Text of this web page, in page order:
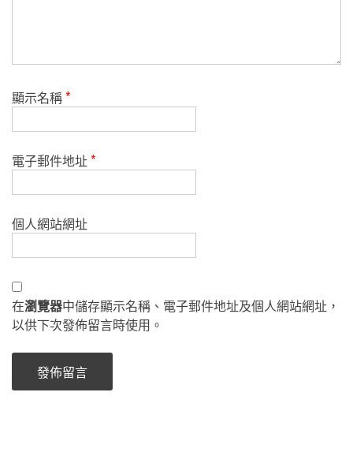
顯示名稱*
電子郵件地址*
個人網站網址
在瀏覽器中儲存顯示名稱、電子郵件地址及個人網站網址，
以供下次發佈留言時使用。